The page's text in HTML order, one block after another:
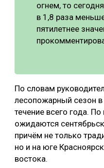
огнем, то
в 1,8 раза
пятилетнее
По словам
лесопожарный сезон
течение всего года.
ожидаются
причём не только
но и на юге
востока.